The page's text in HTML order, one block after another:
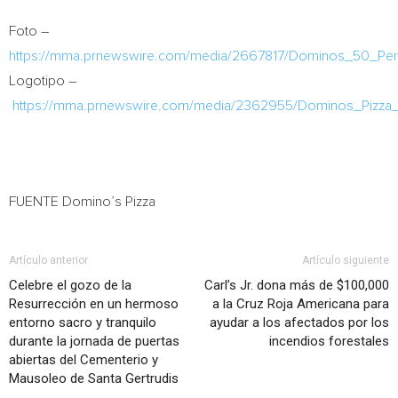
Foto –
https://mma.prnewswire.com/media/2667817/
Logotipo –
https://mma.prnewswire.com/media/2362955/
FUENTE Domino’s Pizza
Artículo anterior
Celebre el gozo de la
Resurrección en un hermoso
entorno sacro y tranquilo
durante la jornada de puertas
abiertas del Cementerio y
Mausoleo de Santa Gertrudis
Artículo siguiente
Carl’s Jr. dona más de $100,000
a la Cruz Roja Americana para
ayudar a los afectados por los
incendios forestales